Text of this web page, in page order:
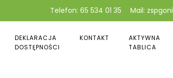
Telefon: 65 534 01 35 Mail:
DEKLARACJA
DOSTĘPNOŚCI
KONTAKT
AKTYWNA
TABLICA